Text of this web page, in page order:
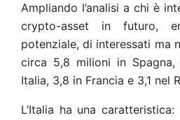
Ampliando l’analisi a chi è
crypto-asset in futuro,
potenziale, di interessati ma
circa 5,8 milioni in
Italia, 3,8 in Francia e 3,1 nel
L’Italia ha una